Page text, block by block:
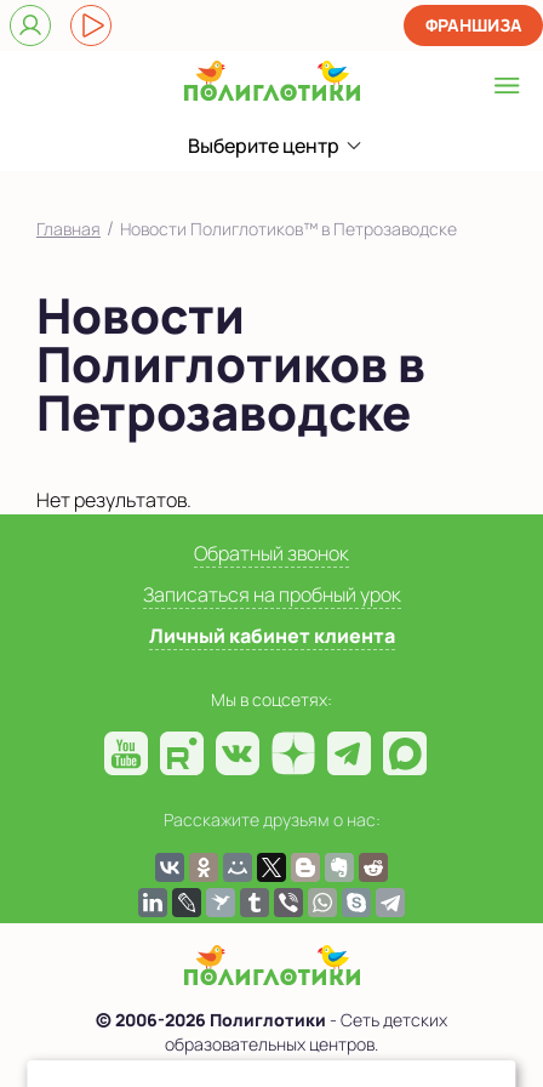
Выберите центр
Выберите центр
Выбрать другой город
ФРАНШИЗА
Главная / Новости Полиглотиков™ в Петрозаводске
Новости
Полиглотиков в
Петрозаводске
Нет результатов.
Обратный звонок
Записаться на пробный урок
Личный кабинет клиента
Мы в соцсетях:
Расскажите друзьям о нас:
© 2006-2026 Полиглотики - Сеть детских
образовательных центров.
Политика обработки персональных данных